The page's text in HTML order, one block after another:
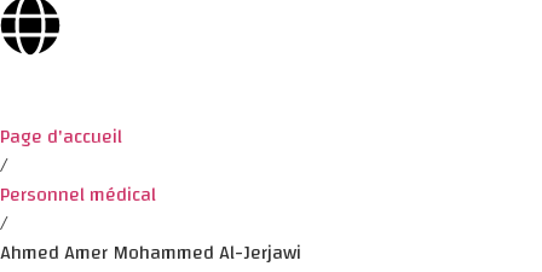
Page d'accueil
/
Personnel médical
/
Ahmed Amer Mohammed Al-Jerjawi